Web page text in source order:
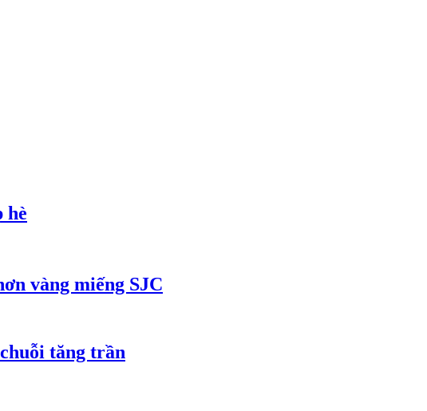
hè
vàng miếng SJC
tăng trần